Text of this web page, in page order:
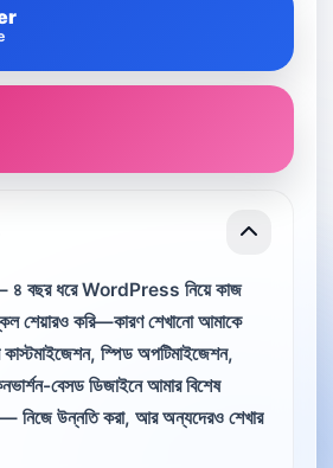
৪ বছর ধরে WordPress নিয়ে কাজ
শেয়ারও করি—কারণ শেখানো আমাকে
স্পিড অপটিমাইজেশন,
বেসড ডিজাইনে আমার বিশেষ
নিজে উন্নতি করা, আর অন্যদেরও শেখার